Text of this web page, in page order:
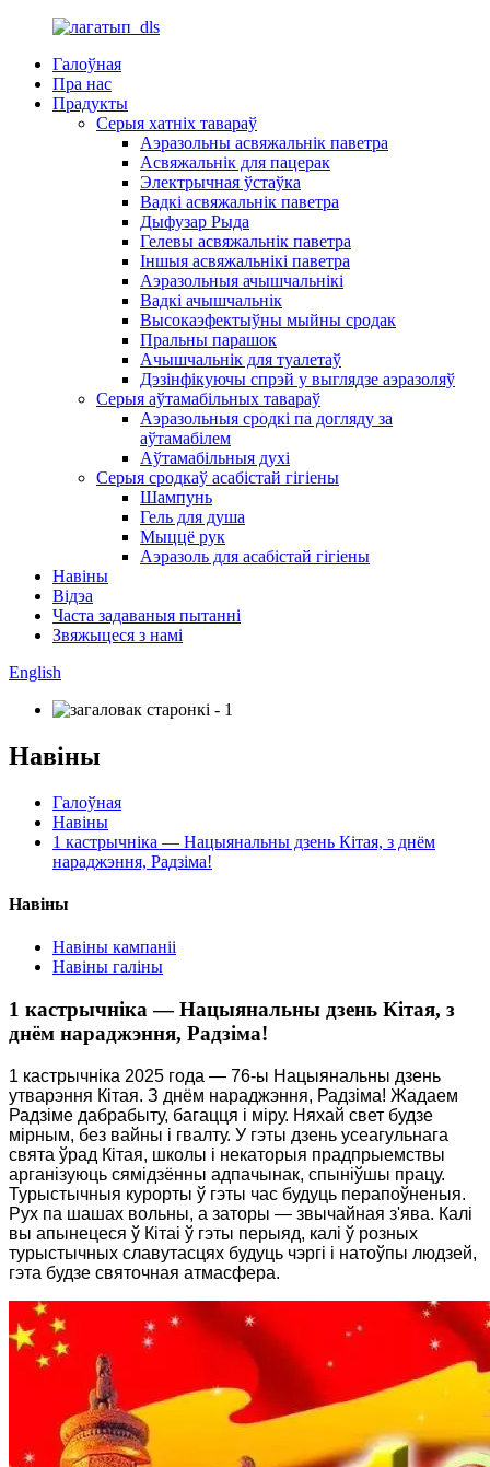
Галоўная
Пра нас
Прадукты
Серыя хатніх тавараў
Аэразольны асвяжальнік паветра
Асвяжальнік для пацерак
Электрычная ўстаўка
Вадкі асвяжальнік паветра
Дыфузар Рыда
Гелевы асвяжальнік паветра
Іншыя асвяжальнікі паветра
Аэразольныя ачышчальнікі
Вадкі ачышчальнік
Высокаэфектыўны мыйны сродак
Пральны парашок
Ачышчальнік для туалетаў
Дэзінфікуючы спрэй у выглядзе аэразоляў
Серыя аўтамабільных тавараў
Аэразольныя сродкі па догляду за
аўтамабілем
Аўтамабільныя духі
Серыя сродкаў асабістай гігіены
Шампунь
Гель для душа
Мыццё рук
Аэразоль для асабістай гігіены
Навіны
Відэа
Часта задаваныя пытанні
Звяжыцеся з намі
English
Навіны
Галоўная
Навіны
1 кастрычніка — Нацыянальны дзень Кітая, з днём
нараджэння, Радзіма!
Навіны
Навіны кампаніі
Навіны галіны
1 кастрычніка — Нацыянальны дзень Кітая, з
днём нараджэння, Радзіма!
1 кастрычніка 2025 года — 76-ы Нацыянальны дзень
утварэння Кітая. З днём нараджэння, Радзіма! Жадаем
Радзіме дабрабыту, багацця і міру. Няхай свет будзе
мірным, без вайны і гвалту. У гэты дзень усеагульнага
свята ўрад Кітая, школы і некаторыя прадпрыемствы
арганізуюць сямідзённы адпачынак, спыніўшы працу.
Турыстычныя курорты ў гэты час будуць перапоўненыя.
Рух па шашах вольны, а заторы — звычайная з'ява. Калі
вы апынецеся ў Кітаі ў гэты перыяд, калі ў розных
турыстычных славутасцях будуць чэргі і натоўпы людзей,
гэта будзе святочная атмасфера.